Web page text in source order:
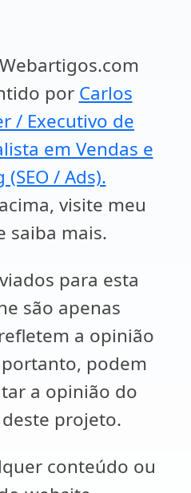
por Carlos
/ Executivo de
em Vendas e
/ Ads).
visite meu
saiba mais.
para esta
são apenas
a opinião
podem
a opinião do
projeto.
conteúdo ou